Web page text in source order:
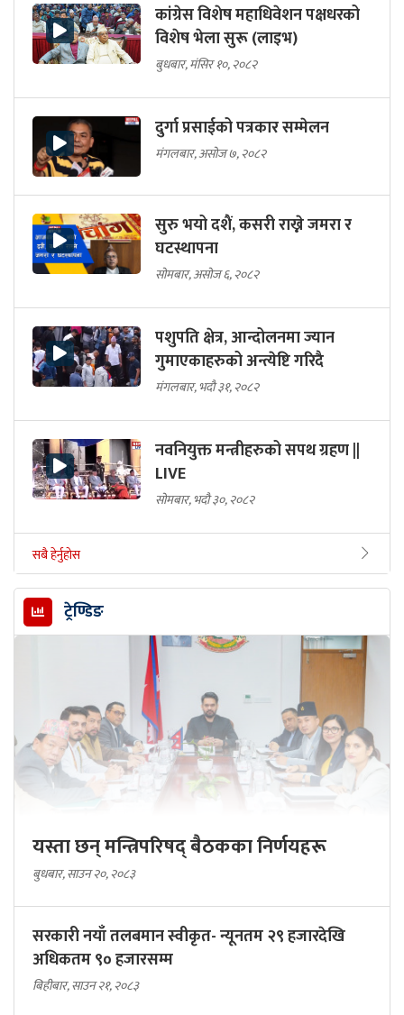
कांग्रेस विशेष महाधिवेशन पक्षधरको
विशेष भेला सुरू (लाइभ)
बुधबार, मंसिर १०, २०८२
दुर्गा प्रसाईको पत्रकार सम्मेलन
मंगलबार, असोज ७, २०८२
सुरु भयो दशैं, कसरी राख्ने जमरा र
घटस्थापना
सोमबार, असोज ६, २०८२
पशुपति क्षेत्र, आन्दोलनमा ज्यान
गुमाएकाहरुको अन्त्येष्टि गरिदै
मंगलबार, भदौ ३१, २०८२
नवनियुक्त मन्त्रीहरुको सपथ ग्रहण ||
LIVE
सोमबार, भदौ ३०, २०८२
सबै हेर्नुहोस
ट्रेण्डिङ
यस्ता छन् मन्त्रिपरिषद् बैठकका निर्णयहरू
बुधबार, साउन २०, २०८३
सरकारी नयाँ तलबमान स्वीकृत- न्यूनतम २९ हजारदेखि
अधिकतम ९० हजारसम्म
बिहीबार, साउन २१, २०८३